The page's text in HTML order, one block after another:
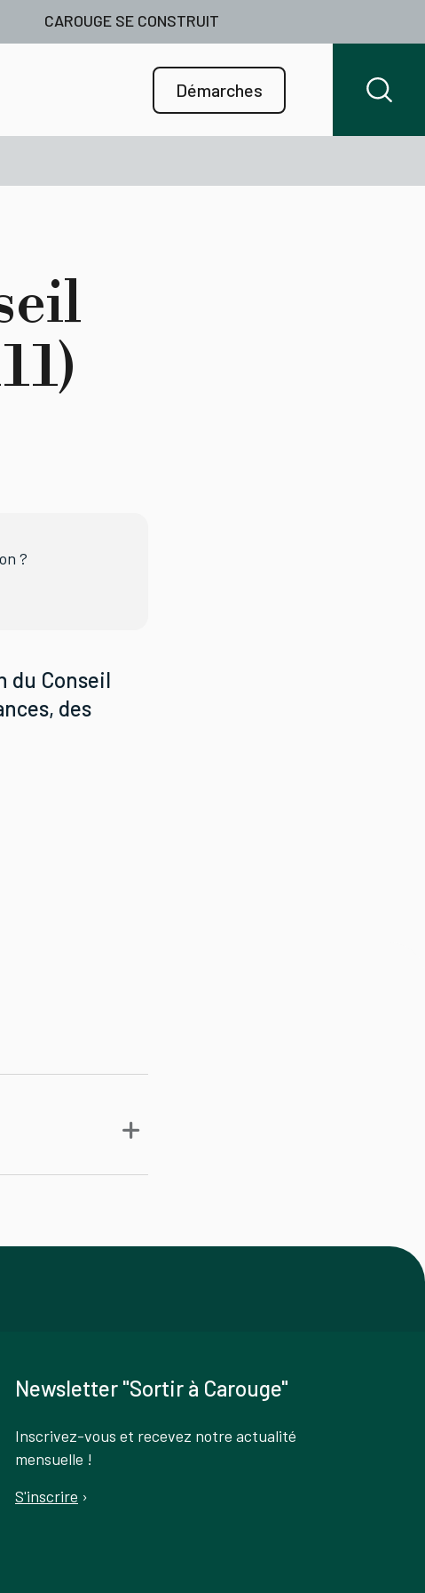
CAROUGE SE CONSTRUIT
Démarches
?
du Conseil
des
Newsletter "Sortir à Carouge"
Inscrivez-vous et recevez notre actualité
mensuelle !
S'inscrire ›